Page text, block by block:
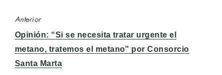
Anterior
Entrada
anterior:
Opinión: “Si se necesita tratar urgente el
metano, tratemos el metano” por Consorcio
Santa Marta